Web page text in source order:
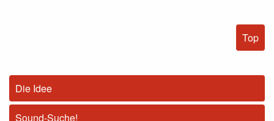
Top
Die Idee
Sound-Suche!